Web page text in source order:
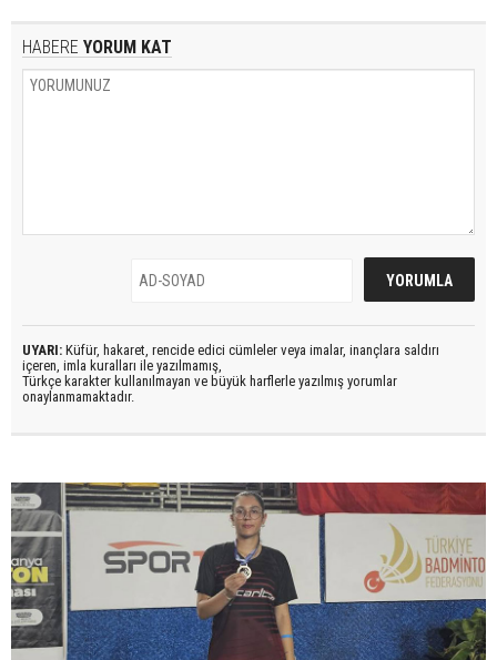
HABERE YORUM KAT
UYARI: Küfür, hakaret, rencide edici cümleler veya imalar, inançlara saldırı
içeren, imla kuralları ile yazılmamış,
Türkçe karakter kullanılmayan ve büyük harflerle yazılmış yorumlar
onaylanmamaktadır.